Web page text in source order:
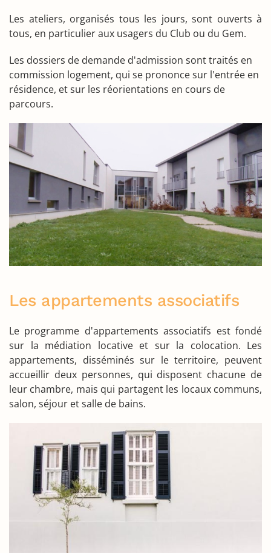
Les ateliers, organisés tous les jours, sont ouverts à
tous, en particulier aux usagers du Club ou du Gem.
Les dossiers de demande d'admission sont traités en
commission logement, qui se prononce sur l'entrée en
résidence, et sur les réorientations en cours de
parcours.
Les appartements associatifs
Le programme d'appartements associatifs est fondé
sur la médiation locative et sur la colocation. Les
appartements, disséminés sur le territoire, peuvent
accueillir deux personnes, qui disposent chacune de
leur chambre, mais qui partagent les locaux communs,
salon, séjour et salle de bains.